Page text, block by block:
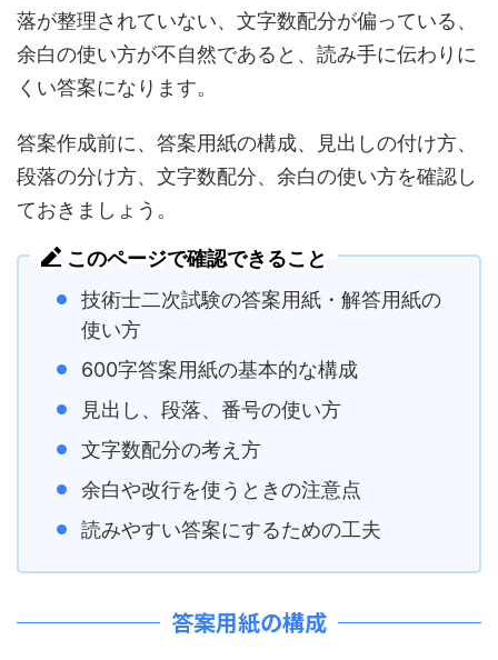
落が整理されていない、文字数配分が偏っている、
余白の使い方が不自然であると、読み手に伝わりに
くい答案になります。
答案作成前に、答案用紙の構成、見出しの付け方、
段落の分け方、文字数配分、余白の使い方を確認し
ておきましょう。
このページで確認できること
技術士二次試験の答案用紙・解答用紙の
使い方
600字答案用紙の基本的な構成
見出し、段落、番号の使い方
文字数配分の考え方
余白や改行を使うときの注意点
読みやすい答案にするための工夫
答案用紙の構成